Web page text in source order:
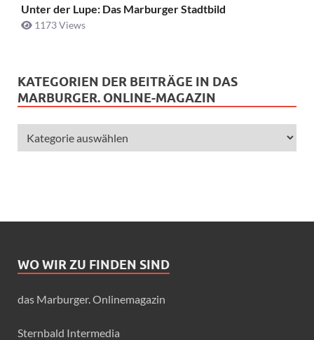
Unter der Lupe: Das Marburger Stadtbild
1173 Views
KATEGORIEN DER BEITRÄGE IN DAS
MARBURGER. ONLINE-MAGAZIN
WO WIR ZU FINDEN SIND
das Marburger. Onlinemagazin
Sternbald Intermedia